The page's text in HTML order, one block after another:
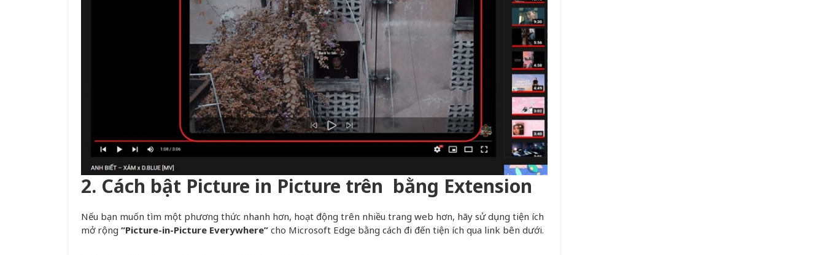
2. Cách bật Picture in Picture trên bằng Extension
Nếu bạn muốn tìm một phương thức nhanh hơn, hoạt động trên nhiều trang web hơn, hãy sử dụng tiện ích
mở rộng “Picture-in-Picture Everywhere” cho Microsoft Edge bằng cách đi đến tiện ích qua link bên dưới.